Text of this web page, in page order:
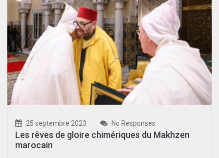
25 septembre 2023 No Responses
Les rêves de gloire chimériques du Makhzen
marocain